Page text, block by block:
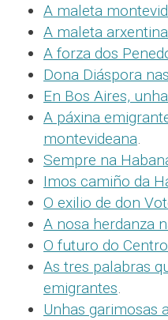
A maleta
A maleta
A forza dos
Dona Diáspora
En Bos Aires,
A páxina
montevideana.
Sempre na
Imos camiño da
O exilio de don
A nosa herdanza
O futuro do
As tres palabras
emigrantes.
Unhas garimosas